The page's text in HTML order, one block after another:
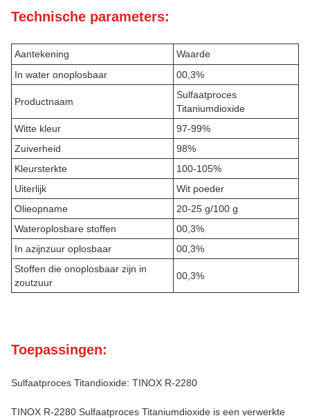
Technische parameters:
Aantekening
Waarde
In water onoplosbaar
00,3%
Productnaam
Sulfaatproces
Titaniumdioxide
Witte kleur
97-99%
Zuiverheid
98%
Kleursterkte
100-105%
Uiterlijk
Wit poeder
Olieopname
20-25 g/100 g
Wateroplosbare stoffen
00,3%
In azijnzuur oplosbaar
00,3%
Stoffen die onoplosbaar zijn in
zoutzuur
00,3%
Toepassingen:
Sulfaatproces Titandioxide: TINOX R-2280
TINOX R-2280 Sulfaatproces Titaniumdioxide is een verwerkte